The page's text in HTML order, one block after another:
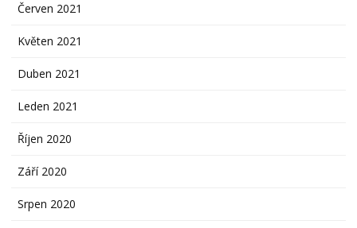
Červen 2021
Květen 2021
Duben 2021
Leden 2021
Říjen 2020
Září 2020
Srpen 2020